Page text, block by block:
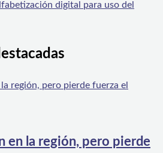
digital para uso del
en la región, pero pierde